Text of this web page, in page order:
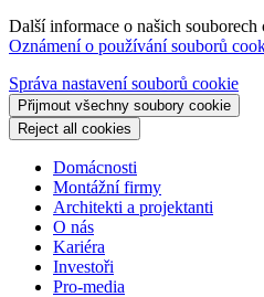
Další informace o našich souborech
Oznámení o používání souborů
Správa nastavení souborů cookie
Přijmout všechny soubory cookie
Reject all cookies
Domácnosti
Montážní firmy
Architekti a projektanti
O nás
Kariéra
Investoři
Pro-media